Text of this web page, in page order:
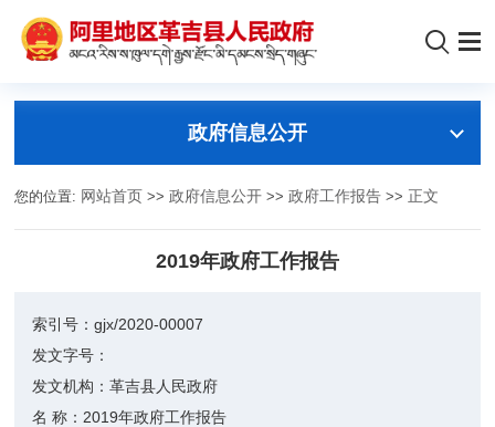
政府信息公开
您的位置: 网站首页 >>政府信息公开 >>政府工作报告 >> 正文
2019年政府工作报告
索引号：gjx/2020-00007
发文字号：
发文机构：革吉县人民政府
名 称： 2019年政府工作报告